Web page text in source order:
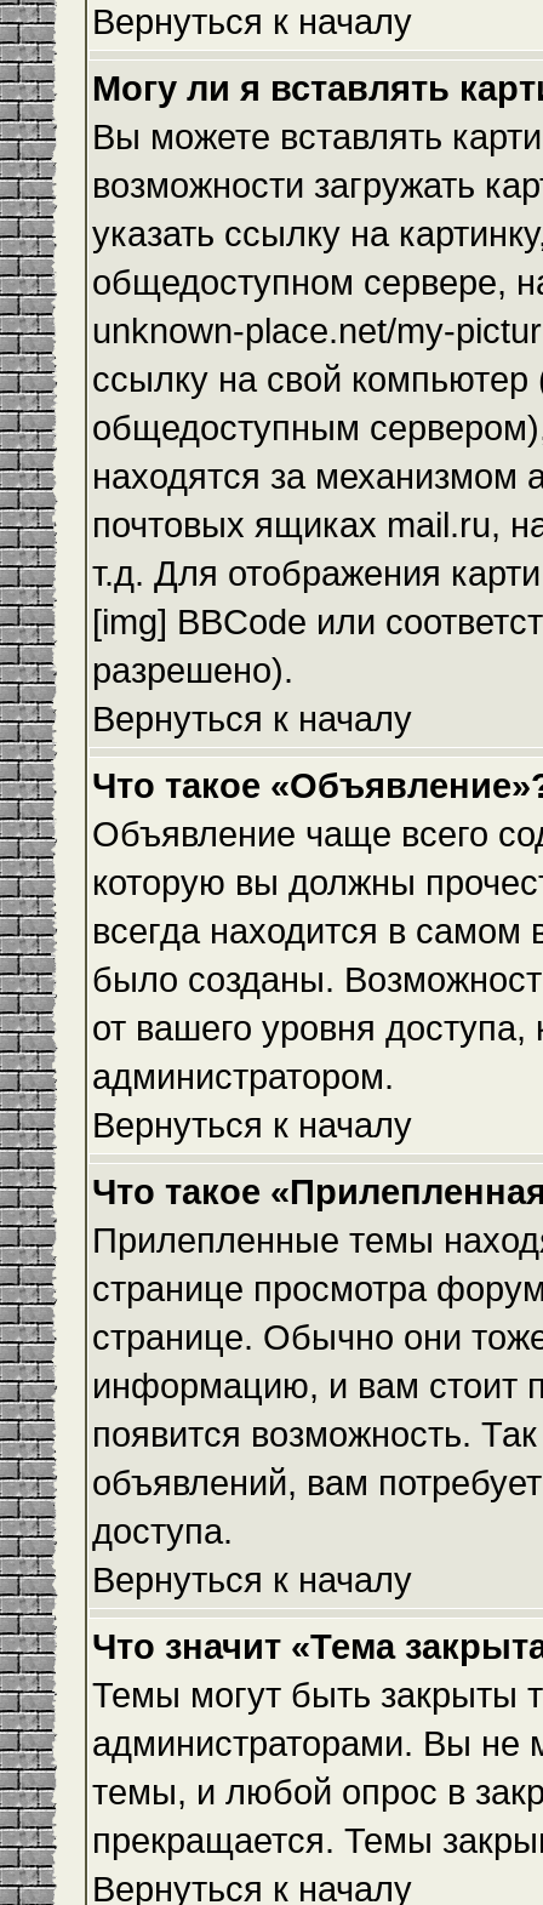
Вернуться к началу
Могу ли я вставлять
Вы можете вставлять
возможности загружать
указать ссылку на
общедоступном сервере,
unknown-place.net/my-
ссылку на свой компьютер
общедоступным
находятся за механизмом
почтовых ящиках mail.ru,
т.д. Для отображения
[img] BBCode или
разрешено).
Вернуться к началу
Что такое
Объявление чаще всего
которую вы должны
всегда находится в
было созданы.
от вашего уровня
администратором.
Вернуться к началу
Что такое
Прилепленные темы
странице просмотра
странице. Обычно они
информацию, и вам стоит
появится возможность.
объявлений, вам
доступа.
Вернуться к началу
Что значит «Тема
Темы могут быть закрыты
администраторами. Вы не
темы, и любой опрос в
прекращается. Темы
Вернуться к началу